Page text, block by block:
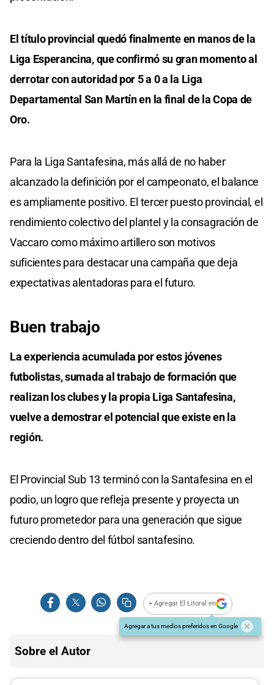
El título provincial quedó finalmente en manos de la
Liga Esperancina, que confirmó su gran momento al
derrotar con autoridad por 5 a 0 a la Liga
Departamental San Martín en la final de la Copa de
Oro.
Para la Liga Santafesina, más allá de no haber
alcanzado la definición por el campeonato, el balance
es ampliamente positivo. El tercer puesto provincial, el
rendimiento colectivo del plantel y la consagración de
Vaccaro como máximo artillero son motivos
suficientes para destacar una campaña que deja
expectativas alentadoras para el futuro.
Buen trabajo
La experiencia acumulada por estos jóvenes
futbolistas, sumada al trabajo de formación que
realizan los clubes y la propia Liga Santafesina,
vuelve a demostrar el potencial que existe en la
región.
El Provincial Sub 13 terminó con la Santafesina en el
podio, un logro que refleja presente y proyecta un
futuro prometedor para una generación que sigue
creciendo dentro del fútbol santafesino.
+ Agregar El Litoral en
Agregar a tus medios preferidos en Google
Sobre el Autor